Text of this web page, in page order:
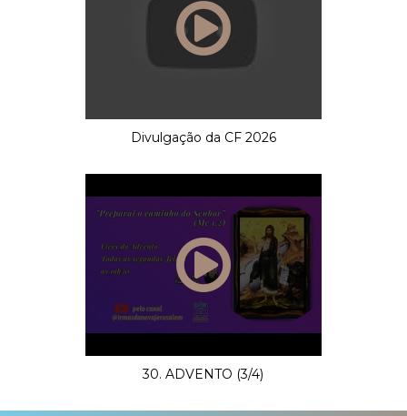
Divulgação da CF 2026
30. ADVENTO (3/4)